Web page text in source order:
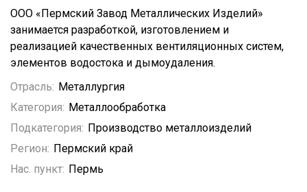
ООО «Пермский Завод Металлических Изделий»
занимается разработкой, изготовлением и
реализацией качественных вентиляционных систем,
элементов водостока и дымоудаления.
Отрасль: Металлургия
Категория: Металлообработка
Подкатегория: Производство металлоизделий
Регион: Пермский край
Нас. пункт: Пермь